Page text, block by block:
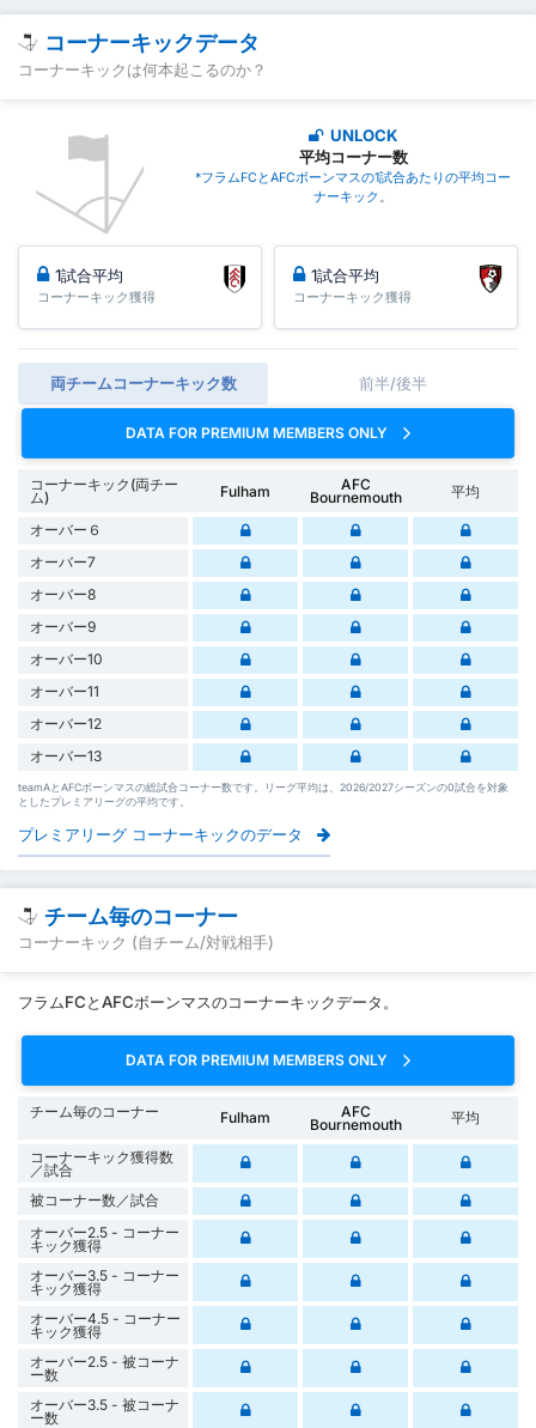
コーナーキックデータ
コーナーキックは何本起こるのか？
UNLOCK
平均コーナー数
*フラムFCとAFCボーンマスの1試合あたりの平均コー
ナーキック 。
1試合平均
コーナーキック獲得
1試合平均
コーナーキック獲得
両チームコーナーキック数 前半/後半
DATA FOR PREMIUM MEMBERS ONLY
コーナーキック(両チー
ム) Fulham AFC
Bournemouth 平均
オーバー６
オーバー7
オーバー8
オーバー9
オーバー10
オーバー11
オーバー12
オーバー13
teamAとAFCボーンマスの総試合コーナー数です。リーグ平均は、2026/2027シーズンの0試合を対象
としたプレミアリーグの平均です。
プレミアリーグ コーナーキックのデータ
チーム毎のコーナー
コーナーキック (自チーム/対戦相手)
フラムFCとAFCボーンマスのコーナーキックデータ。
DATA FOR PREMIUM MEMBERS ONLY
チーム毎のコーナー Fulham AFC
Bournemouth 平均
コーナーキック獲得数
／試合
被コーナー数／試合
オーバー2.5 - コーナー
キック獲得
オーバー3.5 - コーナー
キック獲得
オーバー4.5 - コーナー
キック獲得
オーバー2.5 - 被コーナ
ー数
オーバー3.5 - 被コーナ
ー数